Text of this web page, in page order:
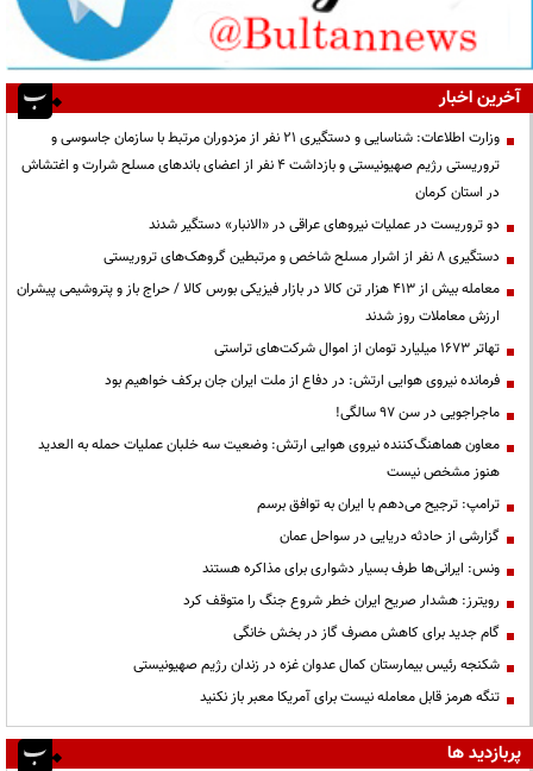
آخرین اخبار
وزارت اطلاعات: شناسایی و دستگیری ۲۱ نفر از مزدوران مرتبط با سازمان جاسوسی و
تروریستی رژیم صهیونیستی و بازداشت ۴ نفر از اعضای باندهای مسلح شرارت و اغتشاش
در استان کرمان
دو تروریست در عملیات نیروهای عراقی در «الانبار» دستگیر شدند
دستگیری ۸ نفر از اشرار مسلح شاخص و مرتبطین گروهک‌های تروریستی
معامله بیش از ۴۱۳ هزار تن کالا در بازار فیزیکی بورس کالا / حراج باز و پتروشیمی پیشران
ارزش معاملات روز شدند
تهاتر ۱۶۷۳ میلیارد تومان از اموال شرکت‌های تراستی
فرمانده نیروی هوایی ارتش: در دفاع از ملت ایران جان برکف خواهیم بود
ماجراجویی در سن ۹۷ سالگی!
معاون هماهنگ‌کننده نیروی هوایی ارتش: وضعیت سه خلبان عملیات حمله به العدید
هنوز مشخص نیست
ترامپ: ترجیح می‌دهم با ایران به توافق برسم
گزارشی از حادثه دریایی در سواحل عمان
ونس: ایرانی‌ها طرف بسیار دشواری برای مذاکره هستند
رویترز: هشدار صریح ایران خطر شروع جنگ را متوقف کرد
گام جدید برای کاهش مصرف گاز در بخش خانگی
شکنجه رئیس بیمارستان کمال عدوان غزه در زندان رژیم صهیونیستی
تنگه هرمز قابل معامله نیست برای آمریکا معبر باز نکنید
پربازدید ها